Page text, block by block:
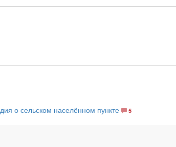
о сельском населённом пункте 5